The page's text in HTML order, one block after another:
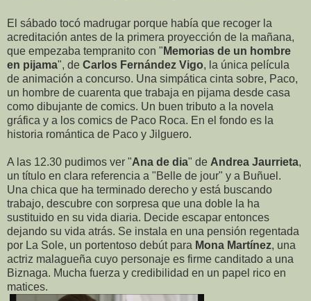
El sábado tocó madrugar porque había que recoger la
acreditación antes de la primera proyección de la mañana,
que empezaba tempranito con " Memorias de un hombre
en pijama", de Carlos Fernández Vigo, la única película
de animación a concurso. Una simpática cinta sobre, Paco,
un hombre de cuarenta que trabaja en pijama desde casa
como dibujante de comics. Un buen tributo a la novela
gráfica y a los comics de Paco Roca. En el fondo es la
historia romántica de Paco y Jilguero.
A las 12.30 pudimos ver "Ana de dia" de Andrea Jaurrieta,
un título en clara referencia a "Belle de jour" y a Buñuel.
Una chica que ha terminado derecho y está buscando
trabajo, descubre con sorpresa que una doble la ha
sustituido en su vida diaria. Decide escapar entonces
dejando su vida atrás. Se instala en una pensión regentada
por La Sole, un portentoso debút para Mona Martínez, una
actriz malagueña cuyo personaje es firme canditado a una
Biznaga. Mucha fuerza y credibilidad en un papel rico en
matices.